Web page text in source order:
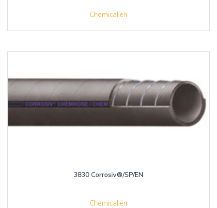
Chemicaliën
3830 Corrosiv®/SP/EN
Chemicaliën